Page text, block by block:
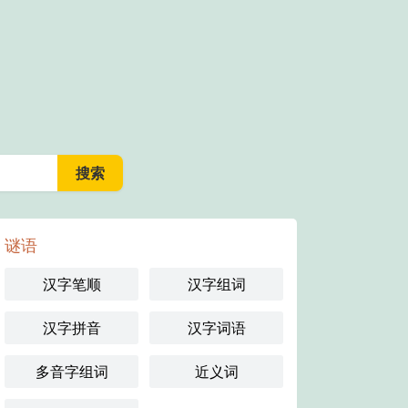
谜语
汉字笔顺 汉字组词
汉字拼音 汉字词语
多音字组词 近义词